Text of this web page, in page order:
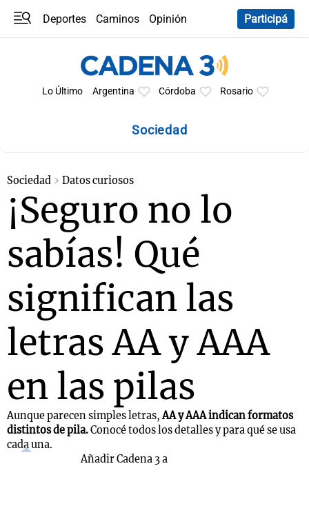
Deportes Caminos
Opinión
Participá
Lo Último Argentina Córdoba Rosario
Sociedad
Sociedad Datos curiosos
¡Seguro no lo
sabías! Qué
significan las
letras AA y AAA
en las pilas
Aunque parecen simples letras,AA y AAA indican formatos
distintos de pila.Conocé todos los detalles y para qué se usa
cada una.
Añadir Cadena 3 a